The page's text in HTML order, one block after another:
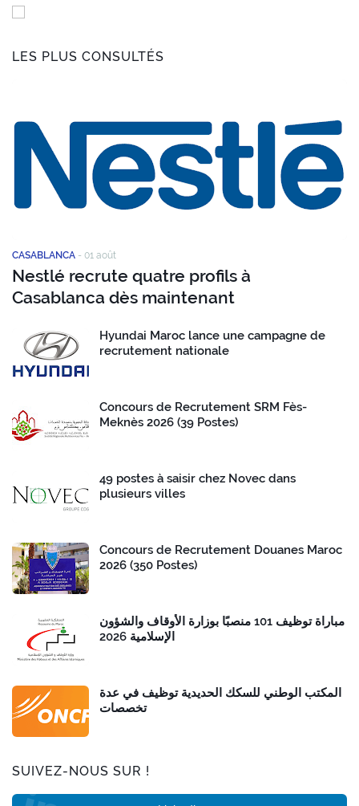
LES PLUS CONSULTÉS
CASABLANCA - 01 août
Nestlé recrute quatre profils à
Casablanca dès maintenant
Hyundai Maroc lance une campagne de
recrutement nationale
Concours de Recrutement SRM Fès-
Meknès 2026 (39 Postes)
49 postes à saisir chez Novec dans
plusieurs villes
Concours de Recrutement Douanes Maroc
2026 (350 Postes)
مباراة توظيف 101 منصبًا بوزارة الأوقاف والشؤون
الإسلامية 2026
المكتب الوطني للسكك الحديدية توظيف في عدة
تخصصات
SUIVEZ-NOUS SUR !